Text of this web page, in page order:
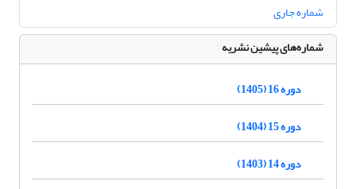
شماره جاری
شماره‌های پیشین نشریه
دوره 16 (1405)
دوره 15 (1404)
دوره 14 (1403)